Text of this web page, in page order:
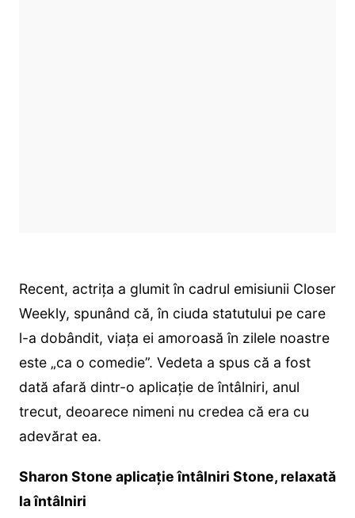
Recent, actrița a glumit în cadrul emisiunii Closer
Weekly, spunând că, în ciuda statutului pe care
l-a dobândit, viața ei amoroasă în zilele noastre
este „ca o comedie”. Vedeta a spus că a fost
dată afară dintr-o aplicație de întâlniri, anul
trecut, deoarece nimeni nu credea că era cu
adevărat ea.
Sharon Stone aplicație întâlniri Stone, relaxată
la întâlniri